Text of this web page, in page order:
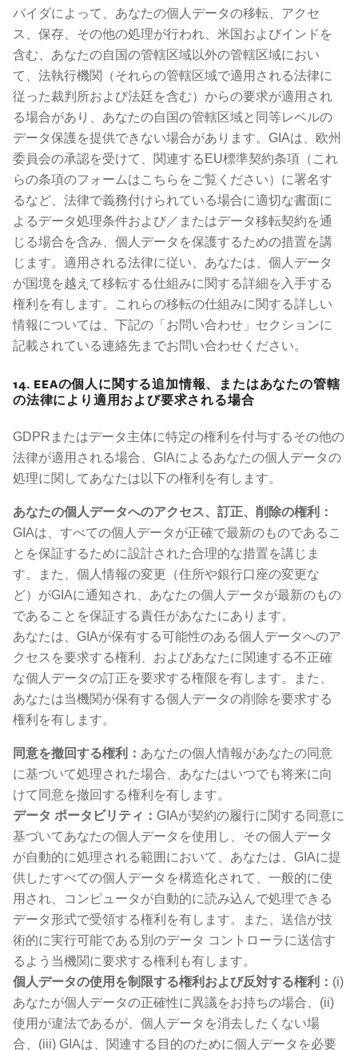
バイダによって、あなたの個人データの移転、アクセ
ス、保存、その他の処理が行われ、米国およびインドを
含む、あなたの自国の管轄区域以外の管轄区域におい
て、法執行機関（それらの管轄区域で適用される法律に
従った裁判所および法廷を含む）からの要求が適用され
る場合があり、あなたの自国の管轄区域と同等レベルの
データ保護を提供できない場合があります。GIAは、欧州
委員会の承認を受けて、関連するEU標準契約条項（これ
らの条項のフォームはこちらをご覧ください）に署名す
るなど、法律で義務付けられている場合に適切な書面に
よるデータ処理条件および／またはデータ移転契約を通
じる場合を含み、個人データを保護するための措置を講
じます。適用される法律に従い、あなたは、個人データ
が国境を越えて移転する仕組みに関する詳細を入手する
権利を有します。これらの移転の仕組みに関する詳しい
情報については、下記の「お問い合わせ」セクションに
記載されている連絡先までお問い合わせください。
14. EEAの個人に関する追加情報、またはあなたの管轄
の法律により適用および要求される場合
GDPRまたはデータ主体に特定の権利を付与するその他の
法律が適用される場合、GIAによるあなたの個人データの
処理に関してあなたは以下の権利を有します。
あなたの個人データへのアクセス、訂正、削除の権利：
GIAは、すべての個人データが正確で最新のものであるこ
とを保証するために設計された合理的な措置を講じま
す。また、個人情報の変更（住所や銀行口座の変更な
ど）がGIAに通知され、あなたの個人データが最新のもの
であることを保証する責任があなたにあります。
あなたは、GIAが保有する可能性のある個人データへのア
クセスを要求する権利、およびあなたに関連する不正確
な個人データの訂正を要求する権限を有します。また、
あなたは当機関が保有する個人データの削除を要求する
権利を有します。
同意を撤回する権利： あなたの個人情報があなたの同意
に基づいて処理された場合、あなたはいつでも将来に向
けて同意を撤回する権利を有します。
データ ポータビリティ： GIAが契約の履行に関する同意に
基づいてあなたの個人データを使用し、その個人データ
が自動的に処理される範囲において、あなたは、GIAに提
供したすべての個人データを構造化されて、一般的に使
用され、コンピュータが自動的に読み込んで処理できる
データ形式で受領する権利を有します。また、送信が技
術的に実行可能である別のデータ コントローラに送信す
るよう当機関に要求する権利も有します。
個人データの使用を制限する権利および反対する権利： (i)
あなたが個人データの正確性に異議をお持ちの場合、(ii)
使用が違法であるが、個人データを消去したくない場
合、(iii) GIAは、関連する目的のために個人データを必要